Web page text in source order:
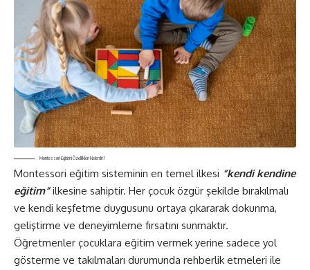
Montessori Eğitimi Özellikleri Nelerdir?
Montessori eğitim sisteminin en temel ilkesi “kendi kendine
eğitim” ilkesine sahiptir. Her çocuk özgür şekilde bırakılmalı
ve kendi keşfetme duygusunu ortaya çıkararak dokunma,
geliştirme ve deneyimleme fırsatını sunmaktır.
Öğretmenler çocuklara eğitim vermek yerine sadece yol
gösterme ve takılmaları durumunda rehberlik etmeleri ile